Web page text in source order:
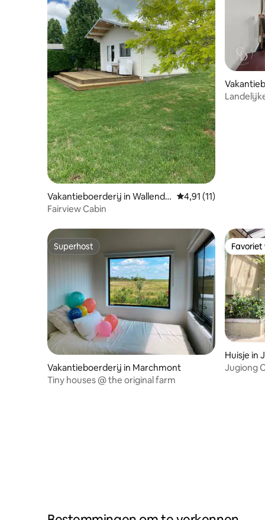
Vakantieboerderij in Wallendb
een
Gemiddelde
4,91 (11)
Fairview Cabin
Superhost
Superhost
Vakantieboerderij in Marchmont
Tiny houses @ the original farm
Huisje in
Jugiong